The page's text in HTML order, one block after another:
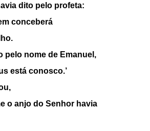
dito pelo profeta:
conceberá
pelo nome de Emanuel,
está conosco.’
o anjo do Senhor havia